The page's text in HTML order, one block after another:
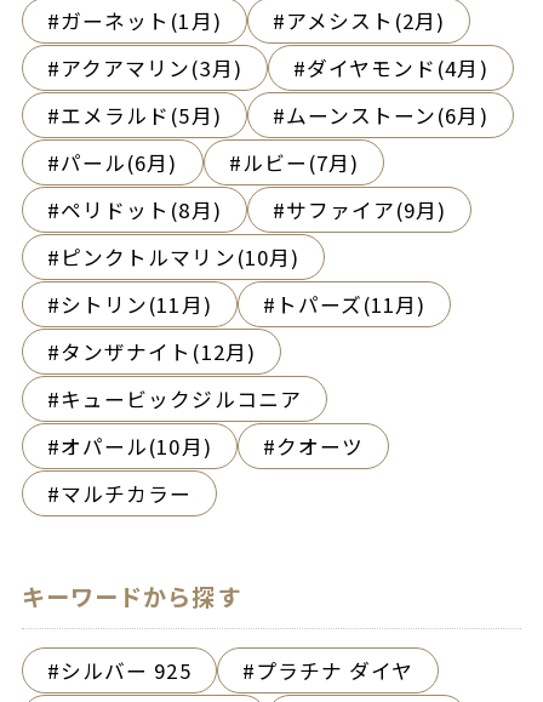
ガーネット(1月)
アメシスト(2月)
アクアマリン(3月)
ダイヤモンド(4月)
エメラルド(5月)
ムーンストーン(6月)
パール(6月)
ルビー(7月)
ペリドット(8月)
サファイア(9月)
ピンクトルマリン(10月)
シトリン(11月)
トパーズ(11月)
タンザナイト(12月)
キュービックジルコニア
オパール(10月)
クオーツ
マルチカラー
キーワードから探す
シルバー 925
プラチナ ダイヤ